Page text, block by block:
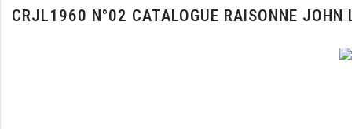
CRJL1960 N°02 CATALOGUE RAISONNE JOHN